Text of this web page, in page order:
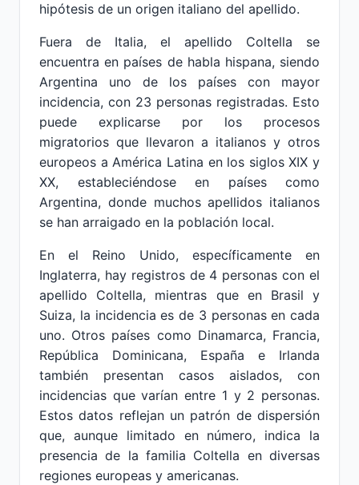
hipótesis de un origen italiano del apellido.
Fuera de Italia, el apellido Coltella se
encuentra en países de habla hispana, siendo
Argentina uno de los países con mayor
incidencia, con 23 personas registradas. Esto
puede explicarse por los procesos
migratorios que llevaron a italianos y otros
europeos a América Latina en los siglos XIX y
XX, estableciéndose en países como
Argentina, donde muchos apellidos italianos
se han arraigado en la población local.
En el Reino Unido, específicamente en
Inglaterra, hay registros de 4 personas con el
apellido Coltella, mientras que en Brasil y
Suiza, la incidencia es de 3 personas en cada
uno. Otros países como Dinamarca, Francia,
República Dominicana, España e Irlanda
también presentan casos aislados, con
incidencias que varían entre 1 y 2 personas.
Estos datos reflejan un patrón de dispersión
que, aunque limitado en número, indica la
presencia de la familia Coltella en diversas
regiones europeas y americanas.